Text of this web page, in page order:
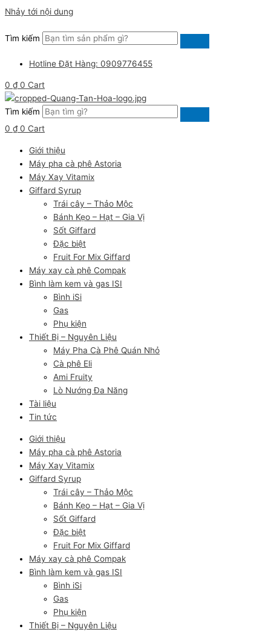
Nhảy tới nội dung
Tìm kiếm
Hotline Đặt Hàng: 0909776455
0 ₫ 0 Cart
Tìm kiếm
0 ₫ 0 Cart
Giới thiệu
Máy pha cà phê Astoria
Máy Xay Vitamix
Giffard Syrup
Trái cây – Thảo Mộc
Bánh Kẹo – Hạt – Gia Vị
Sốt Giffard
Đặc biệt
Fruit For Mix Giffard
Máy xay cà phê Compak
Bình làm kem và gas ISI
Bình iSi
Gas
Phụ kiện
Thiết Bị – Nguyên Liệu
Máy Pha Cà Phê Quán Nhỏ
Cà phê Eli
Ami Fruity
Lò Nướng Đa Năng
Tài liệu
Tin tức
Giới thiệu
Máy pha cà phê Astoria
Máy Xay Vitamix
Giffard Syrup
Trái cây – Thảo Mộc
Bánh Kẹo – Hạt – Gia Vị
Sốt Giffard
Đặc biệt
Fruit For Mix Giffard
Máy xay cà phê Compak
Bình làm kem và gas ISI
Bình iSi
Gas
Phụ kiện
Thiết Bị – Nguyên Liệu